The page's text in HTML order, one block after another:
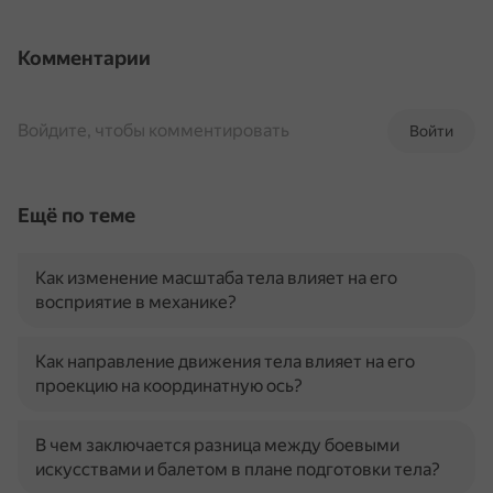
Комментарии
Войти
Войдите, чтобы комментировать
Ещё по теме
Как изменение масштаба тела влияет на его
восприятие в механике?
Как направление движения тела влияет на его
проекцию на координатную ось?
В чем заключается разница между боевыми
искусствами и балетом в плане подготовки тела?